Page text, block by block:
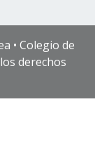
• Colegio de
derechos